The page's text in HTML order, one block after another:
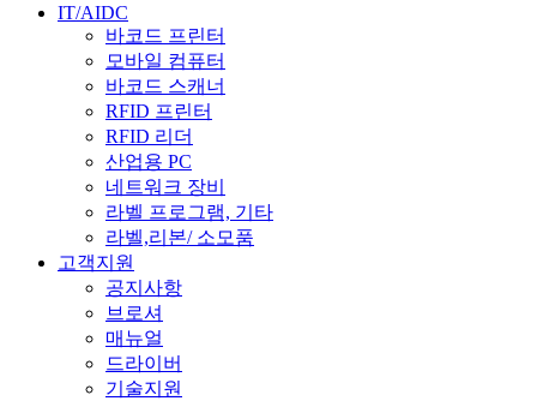
IT/AIDC
바코드 프린터
모바일 컴퓨터
바코드 스캐너
RFID 프린터
RFID 리더
산업용 PC
네트워크 장비
라벨 프로그램, 기타
라벨,리본/ 소모품
고객지원
공지사항
브로셔
매뉴얼
드라이버
기술지원